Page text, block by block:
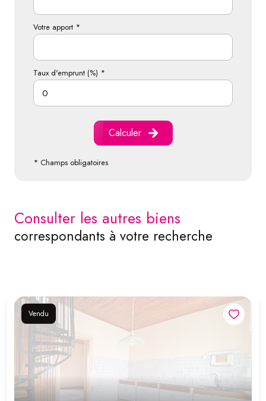
Votre apport *
Taux d'emprunt (%) *
Calculer
* Champs obligatoires
consulter les autres biens
correspondants à votre recherche
Vendu